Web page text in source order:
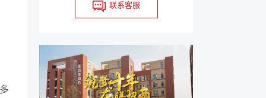
联系客服